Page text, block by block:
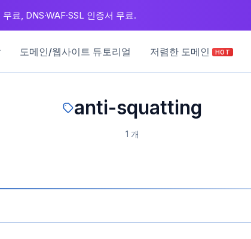
료, DNS·WAF·SSL 인증서 무료.
도메인/웹사이트 튜토리얼 저렴한 도메인 HOT
anti-squatting
1 개